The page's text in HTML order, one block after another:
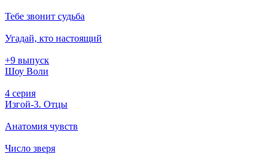
Тебе звонит судьба
Угадай, кто настоящий
+9 выпуск
Шоу Воли
4 серия
Изгой-3. Отцы
Анатомия чувств
Число зверя